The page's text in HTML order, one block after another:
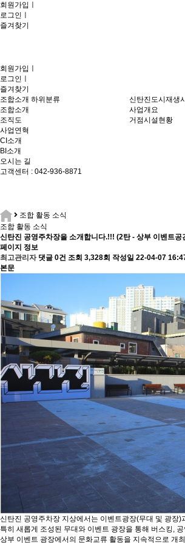
회원가입
로그인
즐겨찾기
회원가입
로그인
즐겨찾기
조합소개 하위분류
조합소개
조직도
사업연혁
CI소개
BI소개
오시는 길
신탄진도시재생
사업개요
거점시설현황
고객센터 : 042-936-8871
조합 활동 소식
조합 활동 소식
신탄진 공영주차장을 소개합니다.!!! (2탄 - 상부 이벤트공
페이지 정보
최고관리자 댓글 0건 조회 3,328회 작성일 22-04-07
본문
신탄진 공영주차장 지상에서는 이벤트광장(무대 및 광장
특히 새롭게 조성된 무대와 이벤트 광장을 통해 버스킹,
상부 이벤트 광장에서의 문화교류 활동을 지속적으로 개